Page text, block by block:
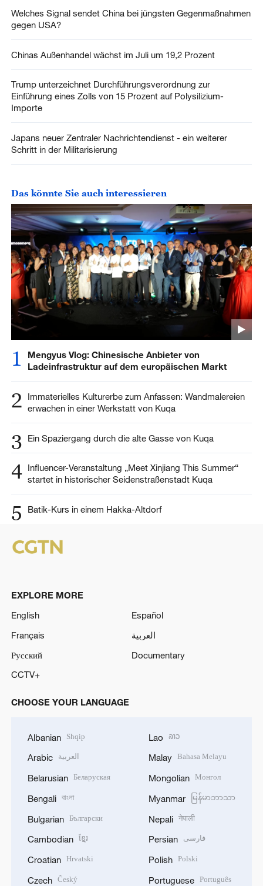
Welches Signal sendet China bei jüngsten Gegenmaßnahmen
gegen USA?
Chinas Außenhandel wächst im Juli um 19,2 Prozent
Trump unterzeichnet Durchführungsverordnung zur
Einführung eines Zolls von 15 Prozent auf Polysilizium-
Importe
Japans neuer Zentraler Nachrichtendienst - ein weiterer
Schritt in der Militarisierung
Das könnte Sie auch interessieren
1
Mengyus Vlog: Chinesische Anbieter von
Ladeinfrastruktur auf dem europäischen Markt
2
Immaterielles Kulturerbe zum Anfassen: Wandmalereien
erwachen in einer Werkstatt von Kuqa
3 Ein Spaziergang durch die alte Gasse von Kuqa
4 Influencer-Veranstaltung „Meet Xinjiang This Summer“
startet in historischer Seidenstraßenstadt Kuqa
5 Batik-Kurs in einem Hakka-Altdorf
EXPLORE MORE
English
Español
Français
العربية
Русский
Documentary
CCTV+
CHOOSE YOUR LANGUAGE
Albanian Shqip
Arabic العربية
Belarusian Беларуская
Bengali বাংলা
Bulgarian Български
Cambodian ខ្មែរ
Croatian Hrvatski
Czech Český
Lao ລາວ
Malay Bahasa Melayu
Mongolian Монгол
Myanmar မြန်မာဘာသာ
Nepali नेपाली
Persian فارسی
Polish Polski
Portuguese Português